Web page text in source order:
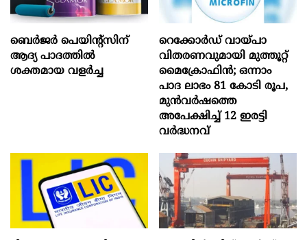
ബെർജർ പെയിന്റ്സിന്
ആദ്യ പാദത്തിൽ
ശക്തമായ വളർച്ച
റെക്കോർഡ് വായ്പാ
വിതരണവുമായി മുത്തൂറ്റ്
മൈക്രോഫിൻ; ഒന്നാം
പാദ ലാഭം 81 കോടി രൂപ,
മുൻവർഷത്തെ
അപേക്ഷിച്ച് 12 ഇരട്ടി
വർദ്ധനവ്